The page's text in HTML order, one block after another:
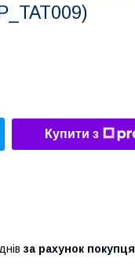
Купити з
за рахунок покупця